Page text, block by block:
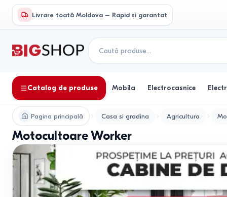
Livrare toată Moldova – Rapid și garantat
Catalog de produse Mobila Electrocasnice
Pagina principală Casa si gradina Agricultura
Motocultoare Worker